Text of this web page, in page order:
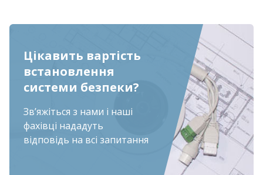
Цікавить вартість
встановлення
системи безпеки?
Звʼяжіться з нами і наші
фахівці нададуть
відповідь на всі запитання